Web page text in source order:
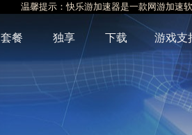
温馨提示：快乐游加速器是一款网游加速
套餐 独享 下载 游戏支